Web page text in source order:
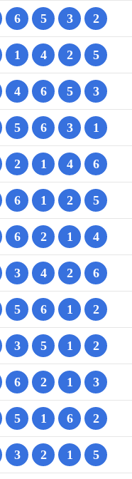
6 5 3 2
1 4 2 5
4 6 5 3
5 6 3 1
2 1 4 6
6 1 2 5
6 2 1 4
3 4 2 6
5 6 1 2
3 5 1 2
6 2 1 3
5 1 6 2
3 2 1 5